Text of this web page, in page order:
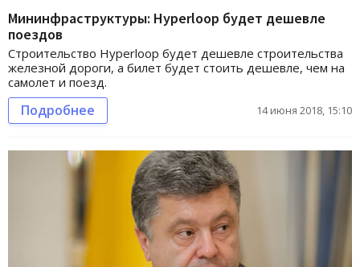
Мининфраструктуры: Hyperloop будет дешевле
поездов
Строительство Hyperloop будет дешевле строительства
железной дороги, а билет будет стоить дешевле, чем на
самолет и поезд.
Подробнее 14 июня 2018, 15:10